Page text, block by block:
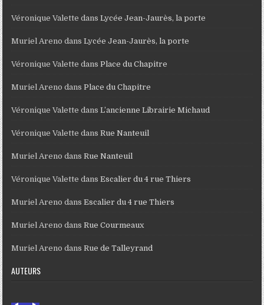
Véronique Valette dansLycée Jean-Jaurès, la porte
Muriel Areno dansLycée Jean-Jaurès, la porte
Véronique Valette dansPlace du Chapitre
Muriel Areno dansPlace du Chapitre
Véronique Valette dansL’ancienne Librairie Michaud
Véronique Valette dansRue Nanteuil
Muriel Areno dansRue Nanteuil
Véronique Valette dansEscalier du 4 rue Thiers
Muriel Areno dansEscalier du 4 rue Thiers
Muriel Areno dansRue Courmeaux
Muriel Areno dansRue de Talleyrand
AUTEURS